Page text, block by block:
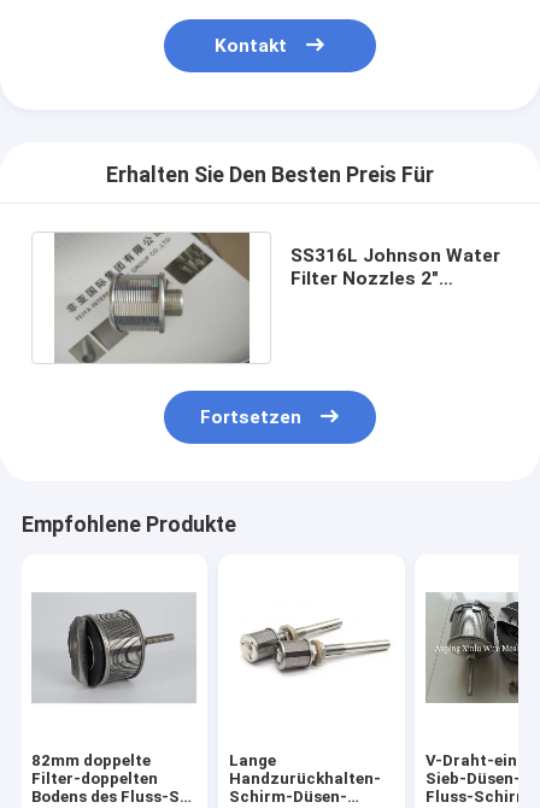
Kontakt
Erhalten Sie Den Besten Preis Für
SS316L Johnson Water
Filter Nozzles 2"
Fortsetzen
Empfohlene Produkte
82mm doppelte
Filter-doppelten
Bodens des Fluss-SS
Lange
Handzurückhalten-
Schirm-Düsen-
V-Draht-
Sieb-Düsen-
Fluss-Schirm-